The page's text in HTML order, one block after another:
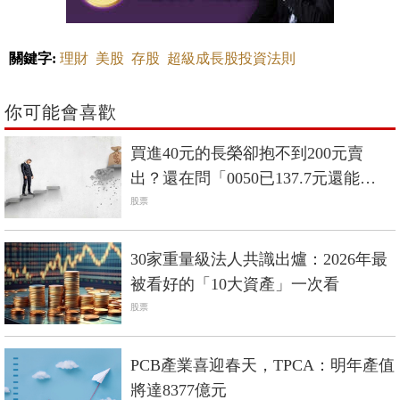
關鍵字: 理財 美股 存股 超級成長股投資法則
你可能會喜歡
買進40元的長榮卻抱不到200元賣
出？還在問「0050已137.7元還能
買？」你犯了散戶賺不到錢的3問題
股票
30家重量級法人共識出爐：2026年最
被看好的「10大資產」一次看
股票
PCB產業喜迎春天，TPCA：明年產值
將達8377億元